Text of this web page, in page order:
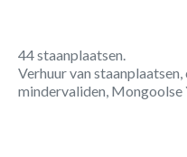
44 staanplaatsen.
Verhuur van
mindervaliden, Mongoolse